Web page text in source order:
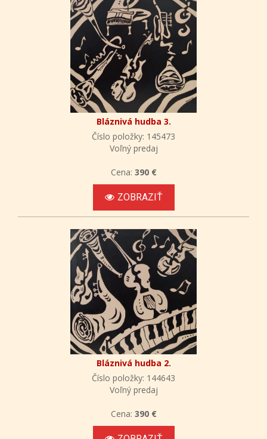
Bláznivá hudba 3.
Číslo položky: 145473
Voľný predaj
Cena: 390 €
ZOBRAZIŤ
Bláznivá hudba 2.
Číslo položky: 144643
Voľný predaj
Cena: 390 €